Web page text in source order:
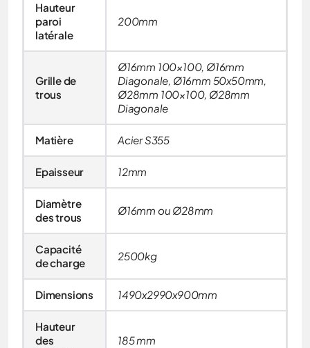
Hauteur
paroi
latérale
200mm
Grille de
trous
Ø16mm 100×100, Ø16mm
Diagonale, Ø16mm 50x50mm,
Ø28mm 100×100, Ø28mm
Diagonale
Matière Acier S355
Epaisseur 12mm
Diamètre
des trous
Ø16mm ou Ø28mm
Capacité
de charge
2500kg
Dimensions 1490x2990x900mm
Hauteur
des
185 mm